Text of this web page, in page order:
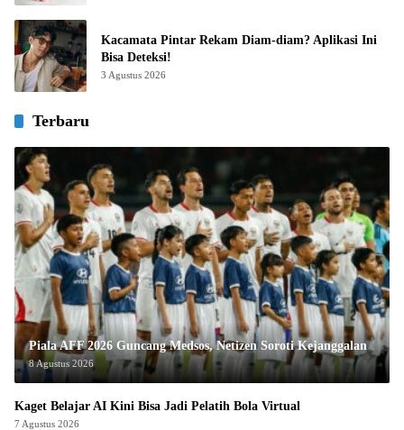
Kacamata Pintar Rekam Diam-diam? Aplikasi Ini
Bisa Deteksi!
3 Agustus 2026
Terbaru
Piala AFF 2026 Guncang Medsos, Netizen Soroti Kejanggalan
8 Agustus 2026
Kaget Belajar AI Kini Bisa Jadi Pelatih Bola Virtual
7 Agustus 2026